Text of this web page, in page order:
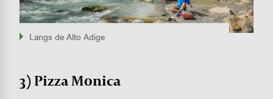
Langs de Alto Adige
3) Pizza Monica